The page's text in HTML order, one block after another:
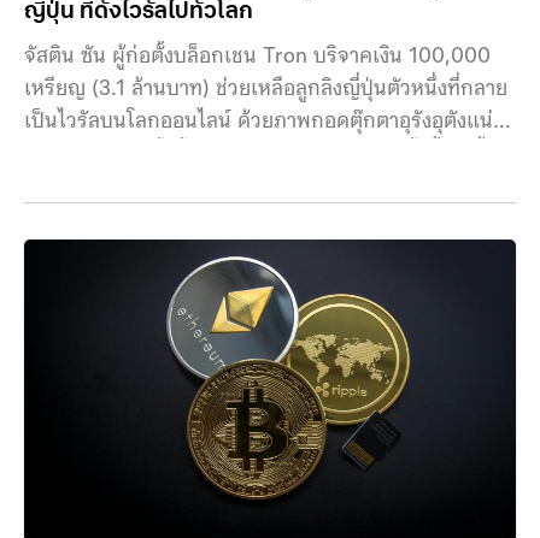
ญี่ปุ่น ที่ดังไวรัลไปทั่วโลก
จัสติน ซัน ผู้ก่อตั้งบล็อกเชน Tron บริจาคเงิน 100,000
เหรียญ (3.1 ล้านบาท) ช่วยเหลือลูกลิงญี่ปุ่นตัวหนึ่งที่กลาย
เป็นไวรัลบนโลกออนไลน์ ด้วยภาพกอดตุ๊กตาอุรังอุตังแน่น
โน้มเติบโตต่อเนื่อง เมื่อวันศุกร์ที่ผ่านมา ซันโพสต์บน
แพลตฟอร์ม X ระบุว่า เขาและ HTX แพลตฟอร์มแลก
เปลี่ยนคริปโตรู้สึกซาบซึ้งกับเรื่องราวของลูกลิงตัวนี้ และ
ตัดสินใจมอบเงินสนับสนุนเพื่อให้มันได้รับการดูแลอย่างดี
ที่สุด เขาระบุว่า “พันช์ (Punch) ลูกลิงตัวน้อยผู้กล้าหาญ
ได้ครองใจผู้คนทั่วโลก”